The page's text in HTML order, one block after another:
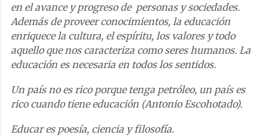
en el avance y progreso de personas y sociedades.
Además de proveer conocimientos, la educación
enriquece la cultura, el espíritu, los valores y todo
aquello que nos caracteriza como seres humanos. La
educación es necesaria en todos los sentidos.
Un país no es rico porque tenga petróleo, un país es
rico cuando tiene educación (Antonio Escohotado).
Educar es poesía, ciencia y filosofía.